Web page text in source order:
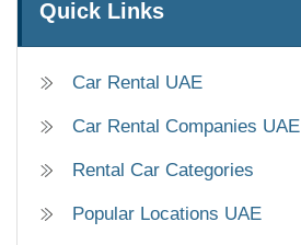
Quick Links
Car Rental UAE
Car Rental Companies UAE
Rental Car Categories
Popular Locations UAE